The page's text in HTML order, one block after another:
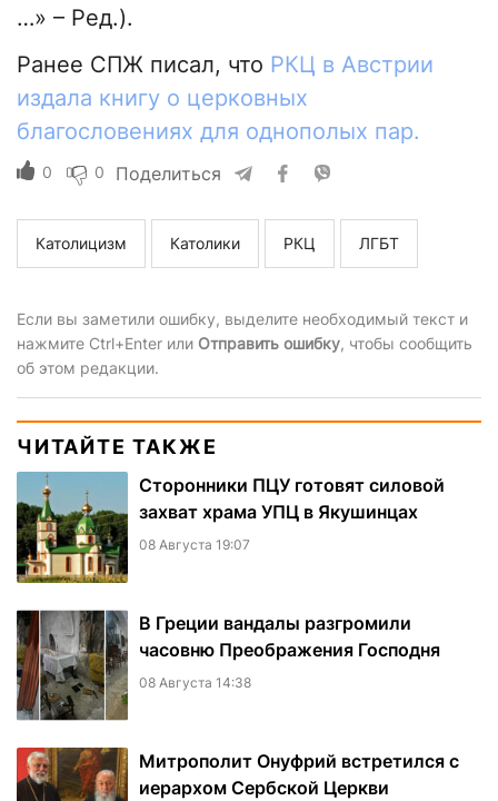
…» – Ред.).
Ранее СПЖ писал, что РКЦ в Австрии
издала книгу о церковных
благословениях для однополых пар.
0 0 Поделиться
Католицизм Католики РКЦ ЛГБТ
Если вы заметили ошибку, выделите необходимый текст и
нажмите Ctrl+Enter или Отправить ошибку, чтобы сообщить
об этом редакции.
ЧИТАЙТЕ ТАКЖЕ
Сторонники ПЦУ готовят силовой
захват храма УПЦ в Якушинцах
08 Августа 19:07
В Греции вандалы разгромили
часовню Преображения Господня
08 Августа 14:38
Митрополит Онуфрий встретился с
иерархом Сербской Церкви